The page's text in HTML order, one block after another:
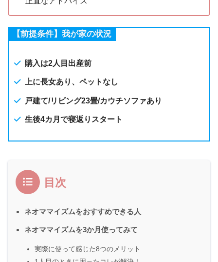
【前提条件】我が家の状況
購入は2人目出産前
上に長女あり、ペットなし
戸建て/リビング23畳/カウチソファあり
生後4カ月で寝返りスタート
目次
ネオママイズムをおすすめできる人
ネオママイズムを3か月使ってみて
実際に使って感じた8つのメリット